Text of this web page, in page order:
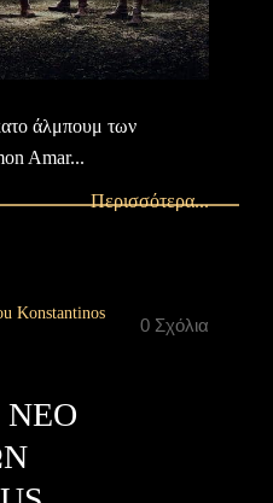
άλμπουμ των
Amar...
Περισσότερα...
0 Σχόλια
Konstantinos
ΝΕΟ